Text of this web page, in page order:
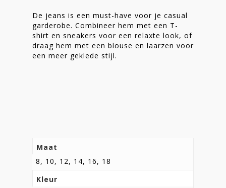
De jeans is een must-have voor je casual
garderobe. Combineer hem met een T-
shirt en sneakers voor een relaxte look, of
draag hem met een blouse en laarzen voor
een meer geklede stijl.
Maat
8, 10, 12, 14, 16, 18
Kleur